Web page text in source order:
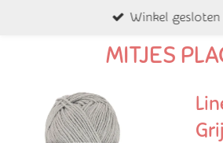
hoofdinhoud
MITJES
Winkel